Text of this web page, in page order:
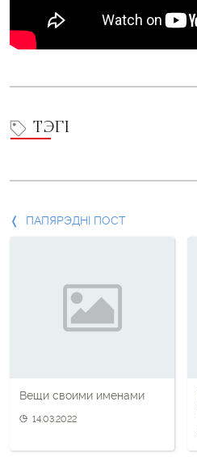
ТЭГІ
Папярэдні
наступны
ПАПЯРЭДНІ ПОСТ
Вещи своими именами
14.03.2022